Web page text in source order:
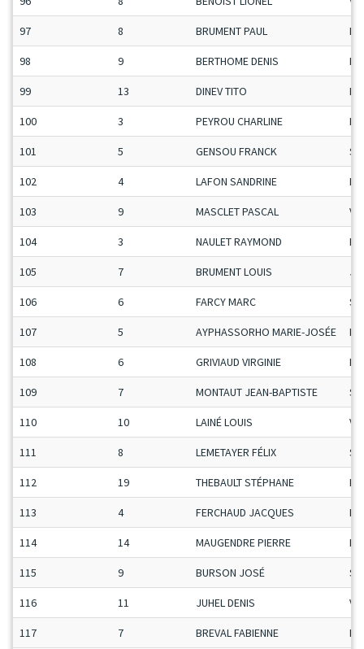
97 8 BRUMENT PAUL
98 9 BERTHOME DENIS
99 13 DINEV TITO
100 3 PEYROU CHARLINE
101 5 GENSOU FRANCK
102 4 LAFON SANDRINE
103 9 MASCLET PASCAL
104 3 NAULET RAYMOND
105 7 BRUMENT LOUIS
106 6 FARCY MARC
107 5 AYPHASSORHO MARIE-JOSÉE
108 6 GRIVIAUD VIRGINIE
109 7 MONTAUT JEAN-BAPTISTE
110 10 LAINÉ LOUIS
111 8 LEMETAYER FÉLIX
112 19 THEBAULT STÉPHANE
113 4 FERCHAUD JACQUES
114 14 MAUGENDRE PIERRE
115 9 BURSON JOSÉ
116 11 JUHEL DENIS
117 7 BREVAL FABIENNE